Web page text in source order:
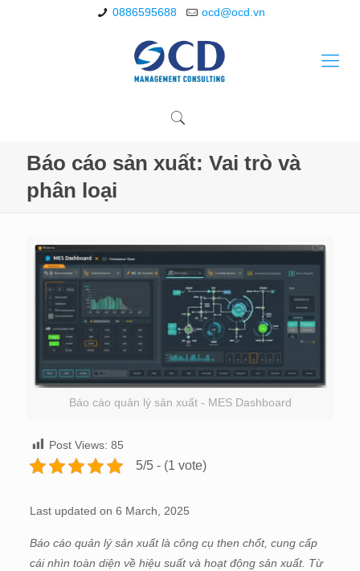
0886595688 ocd@ocd.vn
Báo cáo sản xuất: Vai trò và
phân loại
Báo cáo quản lý sản xuất - MES Dashboard
Post Views: 85
5/5 - (1 vote)
Last updated on 6 March, 2025
Báo cáo quản lý sản xuất là công cụ then chốt, cung cấp
cái nhìn toàn diện về hiệu suất và hoạt động sản xuất. Từ